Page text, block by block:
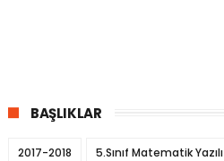
BAŞLIKLAR
2017-2018 5.Sınıf Matematik Yazılı